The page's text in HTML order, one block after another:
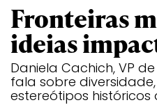
Fronteiras
ideias
Daniela Cachich, VP
fala sobre
estereótipos